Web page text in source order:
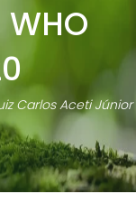
WHO
Carlos Aceti Júnior